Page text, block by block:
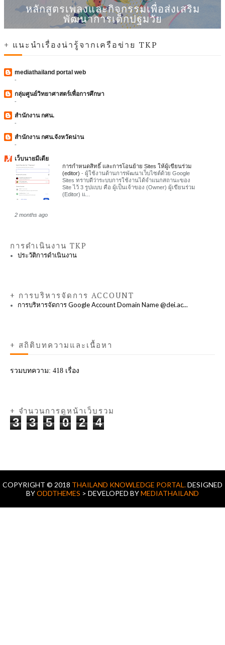
หลักสูตรเพลงและกิจกรรมเพื่อส่งเสริม
พัฒนาการเด็กปฐมวัย
+ แนะนำเรื่องน่ารู้จากเครือข่าย TKP
mediathailand portal web
-
กลุ่มศูนย์วิทยาศาสตร์เพื่อการศึกษา
-
สำนักงาน กศน.
-
สำนักงาน กศน.จังหวัดน่าน
-
เว็บนายมีเดีย
การกำหนดสิทธิ์ และการโอนย้าย Sites ให้ผู้เขียนร่วม
(editor) - ผู้ใช้งานด้านการพัฒนาเว็บไซต์ด้วย Google
Sites ทราบดีว่าระบบการใช้งานได้จำแนกสถานะของ
Site ไว้ 3 รูปแบบ คือ ผู้เป็นเจ้าของ (Owner) ผู้เขียนร่วม
(Editor) แ...
2 months ago
การดำเนินงาน TKP
ประวัติการดำเนินงาน
+ การบริหารจัดการ ACCOUNT
การบริหารจัดการ Google Account Domain Name @dei.ac...
+ สถิติบทความและเนื้อหา
รวมบทความ: 418 เรื่อง
+ จำนวนการดูหน้าเว็บรวม
3 3 5 0 2 4
COPYRIGHT © 2018 THAILAND KNOWLEDGE PORTAL.DESIGNED
BYODDTHEMES > DEVELOPED BYMEDIATHAILAND